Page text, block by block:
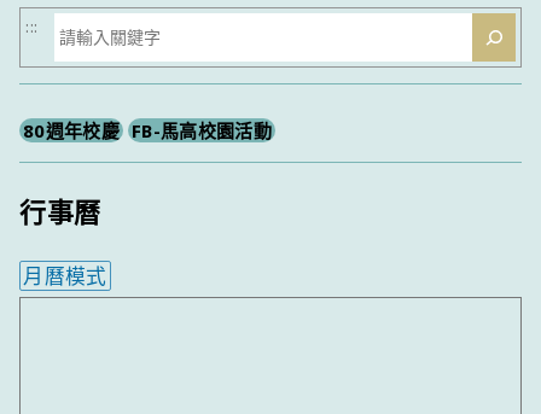
搜
尋
:::
80週年校慶 FB-馬高校園活動
行事曆
月曆模式